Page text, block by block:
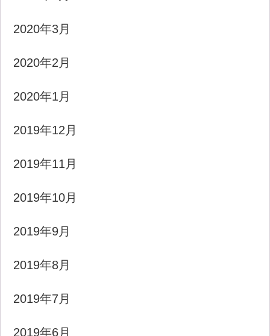
2020年3月
2020年2月
2020年1月
2019年12月
2019年11月
2019年10月
2019年9月
2019年8月
2019年7月
2019年6月